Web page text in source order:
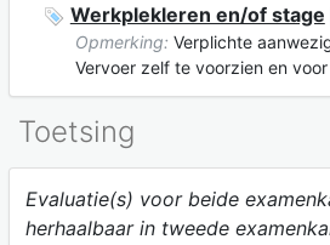
Werkplekleren en/of stage
Opmerking: Verplichte
Vervoer zelf te voorzien en
Toetsing
Evaluatie(s) voor beide
herhaalbaar in tweede